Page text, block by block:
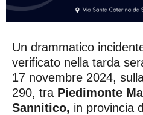
Un drammatico
verificato nella tarda
17 novembre 2024,
290, tra Piedimonte
Sannitico, in provincia